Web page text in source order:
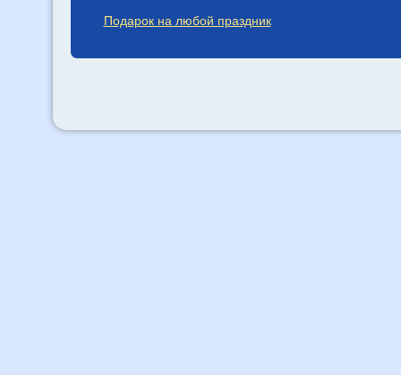
Подарок на любой праздник